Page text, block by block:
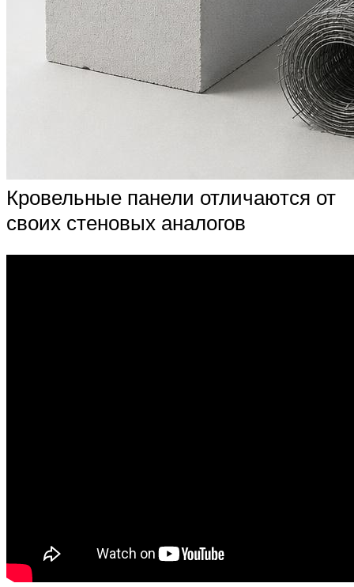
Кровельные панели отличаются от
своих стеновых аналогов